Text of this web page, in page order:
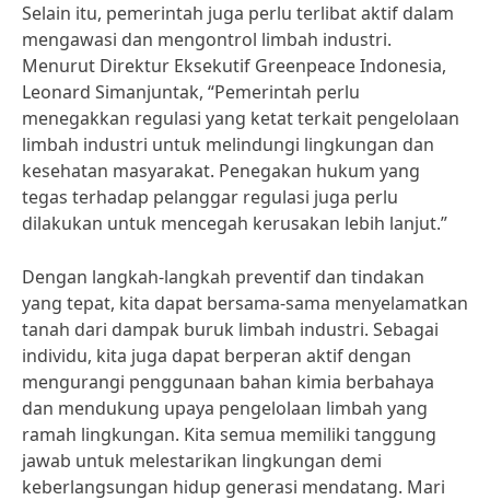
Selain itu, pemerintah juga perlu terlibat aktif dalam
mengawasi dan mengontrol limbah industri.
Menurut Direktur Eksekutif Greenpeace Indonesia,
Leonard Simanjuntak, “Pemerintah perlu
menegakkan regulasi yang ketat terkait pengelolaan
limbah industri untuk melindungi lingkungan dan
kesehatan masyarakat. Penegakan hukum yang
tegas terhadap pelanggar regulasi juga perlu
dilakukan untuk mencegah kerusakan lebih lanjut.”
Dengan langkah-langkah preventif dan tindakan
yang tepat, kita dapat bersama-sama menyelamatkan
tanah dari dampak buruk limbah industri. Sebagai
individu, kita juga dapat berperan aktif dengan
mengurangi penggunaan bahan kimia berbahaya
dan mendukung upaya pengelolaan limbah yang
ramah lingkungan. Kita semua memiliki tanggung
jawab untuk melestarikan lingkungan demi
keberlangsungan hidup generasi mendatang. Mari